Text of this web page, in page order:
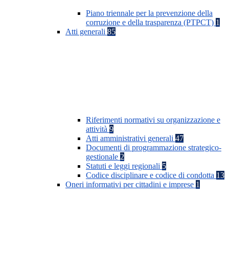
Piano triennale per la prevenzione della
corruzione e della trasparenza (PTPCT) 1
Atti generali 85
Riferimenti normativi su organizzazione e
attività 9
Atti amministrativi generali 47
Documenti di programmazione strategico-
gestionale 2
Statuti e leggi regionali 5
Codice disciplinare e codice di condotta 13
Oneri informativi per cittadini e imprese 1